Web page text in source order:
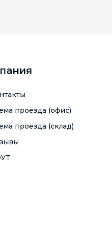
проезда (офис)
проезда (склад)